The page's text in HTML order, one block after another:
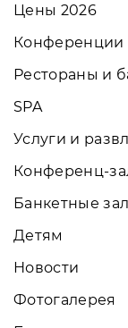
Цены 2026
Конференции
Рестораны и
SPA
Услуги и
Конференц-
Банкетные
Детям
Новости
Фотогалерея